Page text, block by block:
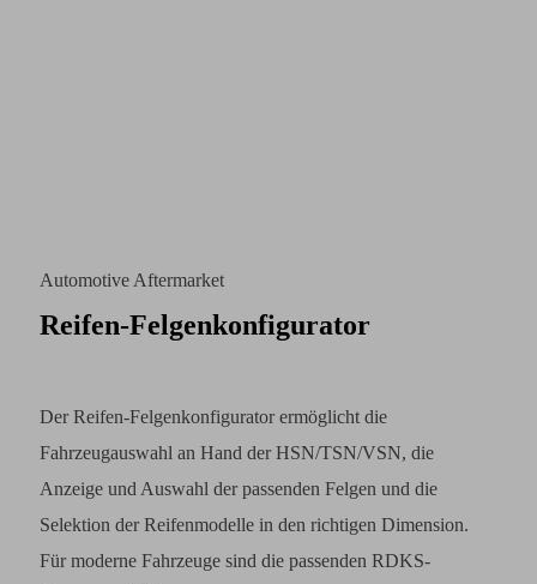
Automotive Aftermarket
Reifen-Felgenkonfigurator
Der Reifen-Felgenkonfigurator ermöglicht die
Fahrzeugauswahl an Hand der HSN/TSN/VSN, die
Anzeige und Auswahl der passenden Felgen und die
Selektion der Reifenmodelle in den richtigen Dimension.
Für moderne Fahrzeuge sind die passenden RDKS-